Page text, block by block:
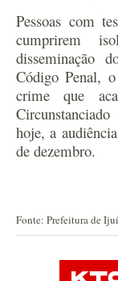
Pessoas com
cumprirem
disseminação
Código Penal,
crime que
hoje, a
de dezembro.
Fonte: Prefeitura de Ijuí